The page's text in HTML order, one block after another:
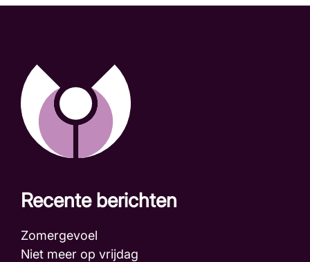
Recente berichten
Zomergevoel
Niet meer op vrijdag